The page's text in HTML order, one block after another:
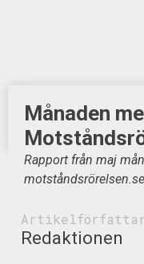
Månaden
Rapport från maj
Redaktionen